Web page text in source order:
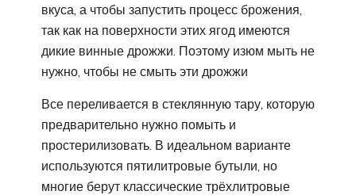
вкуса, а чтобы запустить процесс брожения,
так как на поверхности этих ягод имеются
дикие винные дрожжи. Поэтому изюм мыть не
нужно, чтобы не смыть эти дрожжи
Все переливается в стеклянную тару, которую
предварительно нужно помыть и
простерилизовать. В идеальном варианте
используются пятилитровые бутыли, но
многие берут классические трёхлитровые